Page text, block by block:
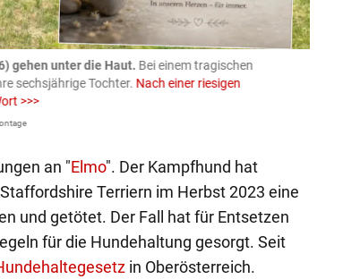
gehen unter die Haut. Bei einem tragischen
sechsjährige Tochter. Nach einer riesigen
>>>
an "Elmo". Der Kampfhund hat
Terriern im Herbst 2023 eine
und getötet. Der Fall hat für Entsetzen
für die Hundehaltung gesorgt. Seit
in Oberösterreich.